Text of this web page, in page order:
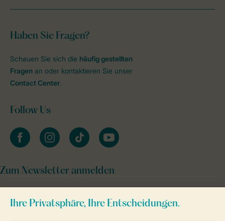
Haben Sie Fragen?
Schauen Sie sich die häufig gestellten
Fragen an oder kontaktieren Sie unser
Contact Center.
Follow Us
facebookinstagramtiktok youtube
Zum Newsletter anmelden